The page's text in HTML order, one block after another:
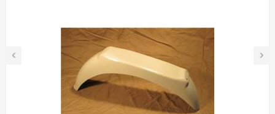
‹ ›